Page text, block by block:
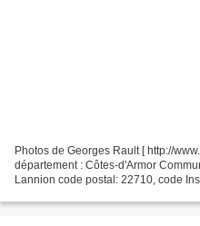
Photos de Georges Rault [ http://
département : Côtes-d'Armor
Lannion code postal: 22710, code